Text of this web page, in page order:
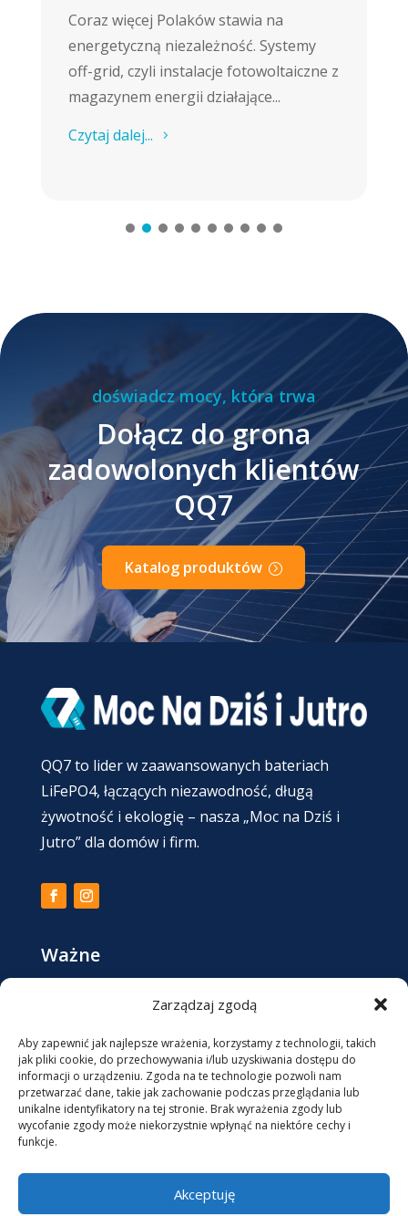
Zarządzaj zgodą
Aby zapewnić jak najlepsze wrażenia, korzystamy z technologii, takich
jak pliki cookie, do przechowywania i/lub uzyskiwania dostępu do
informacji o urządzeniu. Zgoda na te technologie pozwoli nam
przetwarzać dane, takie jak zachowanie podczas przeglądania lub
unikalne identyfikatory na tej stronie. Brak wyrażenia zgody lub
wycofanie zgody może niekorzystnie wpłynąć na niektóre cechy i
funkcje.
Akceptuję
Coraz więcej Polaków stawia na
energetyczną niezależność. Systemy
off-grid, czyli instalacje fotowoltaiczne z
magazynem energii działające...
Czytaj dalej...
doświadcz mocy, która trwa
Dołącz do grona
zadowolonych klientów
QQ7
Katalog produktów
QQ7 to lider w zaawansowanych bateriach
LiFePO4, łączących niezawodność, długą
żywotność i ekologię – nasza „Moc na Dziś i
Jutro” dla domów i firm.
Ważne
Regulamin Sklepu / Formularz zwrotu
Kontakt
 +48 513078509
 biuro@qq7.pl